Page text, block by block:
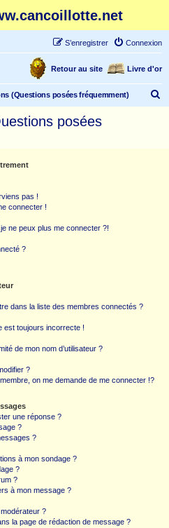
Connexion
S’enregistrer
Livre d'or
Retour au site
(Questions posées fréquemment)
posées
pas !
connecter !
ne peux plus me connecter ?!
?
dans la liste des membres connectés ?
est toujours incorrecte !
de mon nom d’utilisateur ?
?
on me demande de me connecter !?
une réponse ?
?
?
à mon sondage ?
?
?
à mon message ?
?
la page de rédaction de message ?